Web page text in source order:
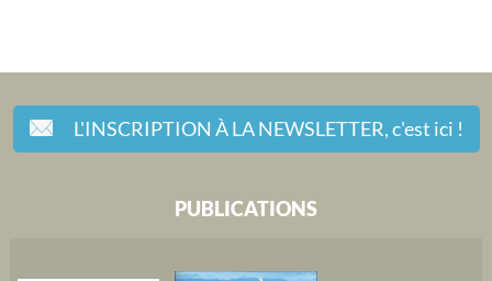
L'INSCRIPTION À LA NEWSLETTER,c'est ici !
PUBLICATIONS